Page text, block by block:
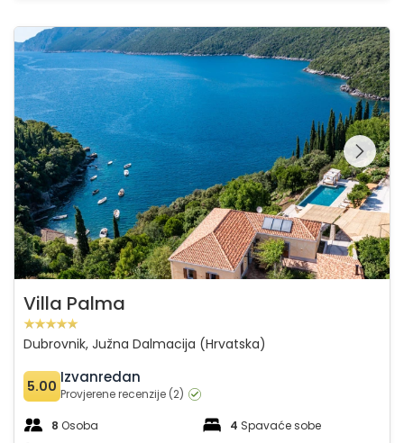
Villa Palma
Pregledajte cijelu
galeriju na
Villa Palma
Dubrovnik, Južna Dalmacija (Hrvatska)
5.00 Izvanredan
Provjerene recenzije (2)
8 Osoba 4 Spavaće sobe